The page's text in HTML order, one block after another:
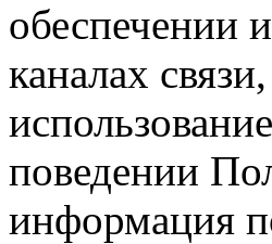
обеспечении
каналах
поведении
информация